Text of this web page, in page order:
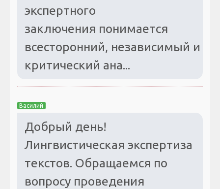
экспертного
заключения понимается
всесторонний, независимый и
критический ана...
Василий
Добрый день!
Лингвистическая экспертиза
текстов. Обращаемся по
вопросу проведения